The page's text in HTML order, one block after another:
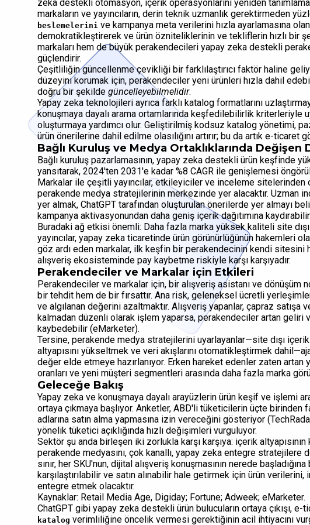
zeka destekli otomasyon, içerik operasyonlarını yeniden
markaların ve yayıncıların, derin teknik uzmanlık gerektirmeden
beslemelerini ve kampanya meta verilerini hızla ayarlamasına
demokratikleştirerek ve ürün özniteliklerinin ve tekliflerin hızlı bir
markaları hem de büyük perakendecileri yapay zeka destekli
güçlendirir.
Çeşitliliğin güncellenme çevikliği bir farklılaştırıcı faktör haline
düzeyini korumak için, perakendeciler yeni ürünleri hızla dahil
doğru bir şekilde güncelleyebilmelidir.
Yapay zeka teknolojileri ayrıca farklı katalog formatlarını
konuşmaya dayalı arama ortamlarında keşfedilebilirlik kriterleriyle
oluşturmaya yardımcı olur. Geliştirilmiş kodsuz katalog yönetimi,
ürün önerilerine dahil edilme olasılığını artırır; bu da artık e-ticaret
Bağlı Kuruluş ve Medya Ortaklıklarında Değişen
Bağlı kuruluş pazarlamasının, yapay zeka destekli ürün keşfinde
yansıtarak, 2024'ten 2031'e kadar %8 CAGR ile genişlemesi
Markalar ile çeşitli yayıncılar, etkileyiciler ve inceleme sitelerinden
perakende medya stratejilerinin merkezinde yer alacaktır. Uzman
yer almak, ChatGPT tarafından oluşturulan önerilerde yer almayı
kampanya aktivasyonundan daha geniş içerik dağıtımına kaydırabilir.
Buradaki ağ etkisi önemli: Daha fazla marka yüksek kaliteli site
yayıncılar, yapay zeka ticaretinde ürün görünürlüğünün hakemleri
göz ardı eden markalar, ilk keşfin bir perakendecinin kendi
alışveriş ekosisteminde pay kaybetme riskiyle karşı karşıyadır.
Perakendeciler ve Markalar için Etkileri
Perakendeciler ve markalar için, bir alışveriş asistanı ve dönüşüm
bir tehdit hem de bir fırsattır. Ana risk, geleneksel ücretli
ve algılanan değerini azaltmaktır. Alışveriş yapanlar, çapraz satışa
kalmadan düzenli olarak işlem yaparsa, perakendeciler artan
kaybedebilir (eMarketer).
Tersine, perakende medya stratejilerini uyarlayanlar—site dışı içerik
altyapısını yükseltmek ve veri akışlarını otomatikleştirmek
değer elde etmeye hazırlanıyor. Erken hareket edenler zaten
oranları ve yeni müşteri segmentleri arasında daha fazla marka
Geleceğe Bakış
Yapay zeka ve konuşmaya dayalı arayüzlerin ürün keşif ve işlemi
ortaya çıkmaya başlıyor. Anketler, ABD'li tüketicilerin üçte birinden
adlarına satın alma yapmasına izin vereceğini gösteriyor
yönelik tüketici açıklığında hızlı değişimleri vurguluyor.
Sektör şu anda birleşen iki zorlukla karşı karşıya: içerik
perakende medyasını, çok kanallı, yapay zeka entegre stratejilere
sınır, her SKU'nun, dijital alışveriş konuşmasının nerede
karşılaştırılabilir ve satın alınabilir hale getirmek için ürün
entegre etmek olacaktır.
Kaynaklar: Retail Media Age, Digiday; Fortune; Adweek; eMarketer.
ChatGPT gibi yapay zeka destekli ürün bulucuların ortaya çıkışı,
katalog verimliliğine öncelik vermesi gerektiğinin acil ihtiyacını